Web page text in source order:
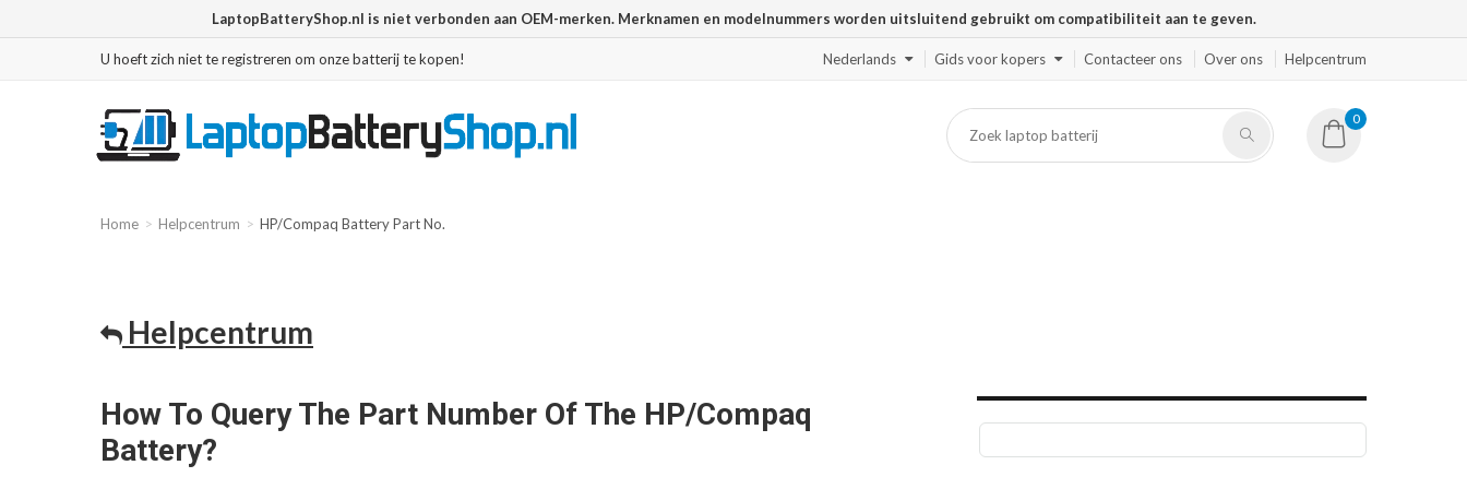
LaptopBatteryShop.nl is niet verbonden aan OEM-merken. Merknamen en modelnummers worden uitsluitend gebruikt om compatibiliteit aan te geven.
U hoeft zich niet te registreren om onze batterij te kopen! Nederlands Gids voor kopers Contacteer ons Over ons Helpcentrum
0
Home Helpcentrum HP/Compaq Battery Part No.
Helpcentrum
How To Query The Part Number Of The HP/Compaq
Battery?